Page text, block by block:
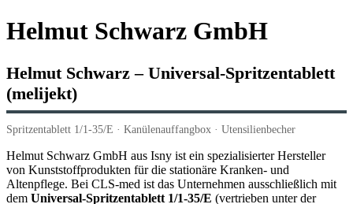
Helmut Schwarz GmbH
Helmut Schwarz – Universal-Spritzentablett
(melijekt)
Spritzentablett 1/1-35/E · Kanülenauffangbox · Utensilienbecher
Helmut Schwarz GmbH aus Isny ist ein spezialisierter Hersteller
von Kunststoffprodukten für die stationäre Kranken- und
Altenpflege. Bei CLS-med ist das Unternehmen ausschließlich mit
dem Universal-Spritzentablett 1/1-35/E (vertrieben unter der